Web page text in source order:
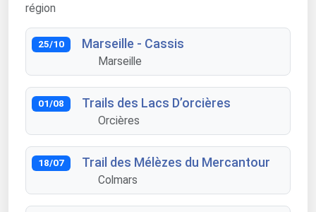
région
25/10 Marseille - Cassis
Marseille
01/08 Trails des Lacs D’orcières
Orcières
18/07 Trail des Mélèzes du Mercantour
Colmars